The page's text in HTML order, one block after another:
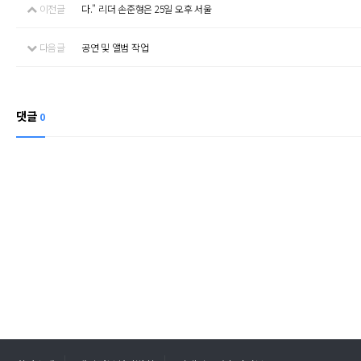
이전글 다." 리더 손준형은 25일 오후 서울
다음글 공연 및 앨범 작업
댓글 0